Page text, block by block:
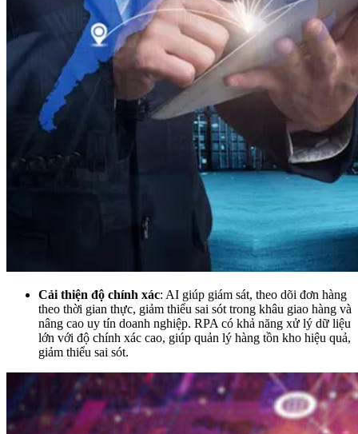
Cải thiện độ chính xác: AI giúp giám sát, theo dõi đơn hàng
theo thời gian thực, giảm thiểu sai sót trong khâu giao hàng và
nâng cao uy tín doanh nghiệp. RPA có khả năng xử lý dữ liệu
lớn với độ chính xác cao, giúp quản lý hàng tồn kho hiệu quả,
giảm thiểu sai sót.